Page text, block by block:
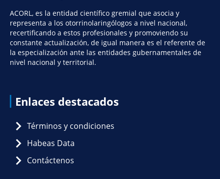
ACORL, es la entidad científico gremial que asocia y
representa a los otorrinolaringólogos a nivel nacional,
recertificando a estos profesionales y promoviendo su
constante actualización, de igual manera es el referente de
la especialización ante las entidades gubernamentales de
nivel nacional y territorial.
Enlaces destacados
Términos y condiciones
Habeas Data
Contáctenos